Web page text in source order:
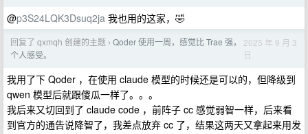
@p3S24LQK3Dsuq2ja 我也用的这家，🤣
回复了 qxmqh 创建的主题 › Qoder 使用一周，感觉比 Trae 强，
个人感受。
2025 年 9 月 3
日
我用了下 Qoder ，在使用 claude 模型的时候还是可以的，但降级到
qwen 模型后就跟傻瓜一样了。。。
我后来又切回到了 claude code ，前阵子 cc 感觉弱智一样，后来看
到官方的通告说降智了，我差点放弃 cc 了，结果这两天又拿起来用发